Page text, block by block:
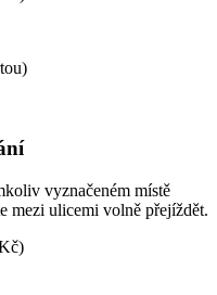
vyznačeném místě
mezi ulicemi volně přejíždět.